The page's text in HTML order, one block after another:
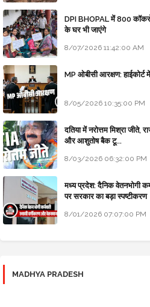
DPI BHOPAL में 800
के घर भी जाएंगे
8/07/2026 11:42:00 AM
MP ओबीसी आरक्षण: हाईकोर्ट में
8/05/2026 10:35:00 PM
दतिया में नरोत्तम मिश्रा जीते,
और आशुतोष बैक टू...
8/03/2026 06:32:00 PM
मध्य प्रदेश: दैनिक वेतनभोगी
पर सरकार का बड़ा स्पष्टीकरण
8/01/2026 07:07:00 PM
MADHYA PRADESH